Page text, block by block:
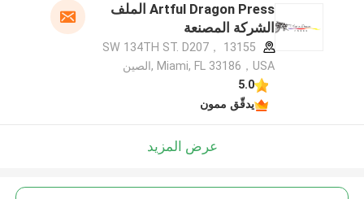
Artful Dragon Press الملف
الشركة المصنعة
13155 SW 134TH ST. D207，
Miami, FL 33186，USA ,الصين
5.0
يدقّق ممون
عرض المزيد